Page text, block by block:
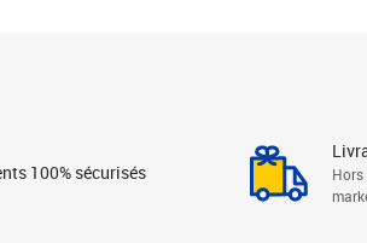
100% sécurisés